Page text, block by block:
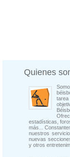
Quienes
estadísticas,
más...
nuestros
nuevas
y otros